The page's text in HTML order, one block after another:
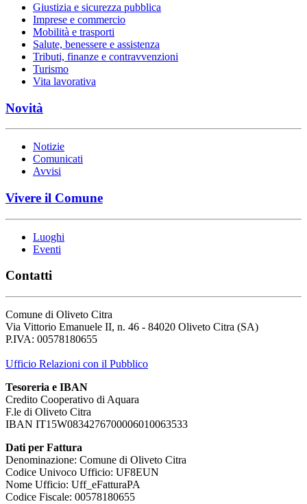
Giustizia e sicurezza pubblica
Imprese e commercio
Mobilità e trasporti
Salute, benessere e assistenza
Tributi, finanze e contravvenzioni
Turismo
Vita lavorativa
Novità
Notizie
Comunicati
Avvisi
Vivere il Comune
Luoghi
Eventi
Contatti
Comune di Oliveto Citra
Via Vittorio Emanuele II, n. 46 - 84020 Oliveto Citra (SA)
P.IVA: 00578180655
Ufficio Relazioni con il Pubblico
Tesoreria e IBAN
Credito Cooperativo di Aquara
F.le di Oliveto Citra
IBAN IT15W0834276700006010063533
Dati per Fattura
Denominazione: Comune di Oliveto Citra
Codice Univoco Ufficio: UF8EUN
Nome Ufficio: Uff_eFatturaPA
Codice Fiscale: 00578180655